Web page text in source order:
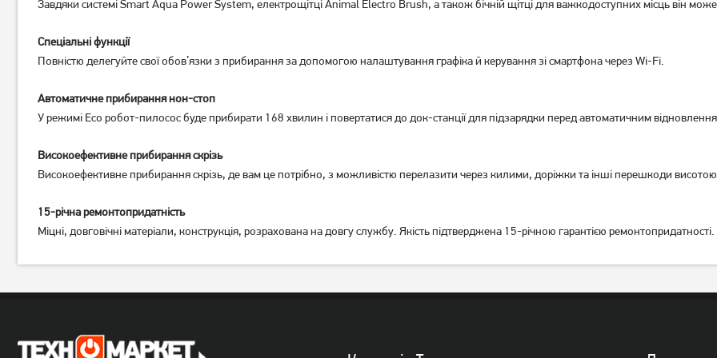
Deebot Ozmo N20 Pro White
(DKX55)
14 649грн
Deebot Y1 Pro Black (DLX34
Black) UA UCRF
6 189грн
White) UA UCRF
6 189грн
прибиранням
7 929грн
Завдяки системі Smart Aqua Power System, електрощітці Animal Electro Brush, а також бічній щітці для важкодоступних місць він
Спеціальні функції
Повністю делегуйте свої обов’язки з прибирання за допомогою налаштування графіка й керування зі смартфона через Wi-Fi.
Автоматичне прибирання нон-стоп
У режимі Eco робот-пилосос буде прибирати 168 хвилин і повертатися до док-станції для підзарядки перед автоматичним
Високоефективне прибирання скрізь
Високоефективне прибирання скрізь, де вам це потрібно, з можливістю перелазити через килими, доріжки та інші перешкоди
15-річна ремонтопридатність
Міцні, довговічні матеріали, конструкція, розрахована на довгу службу. Якість підтверджена 15-річною гарантією ремонтопридатності.